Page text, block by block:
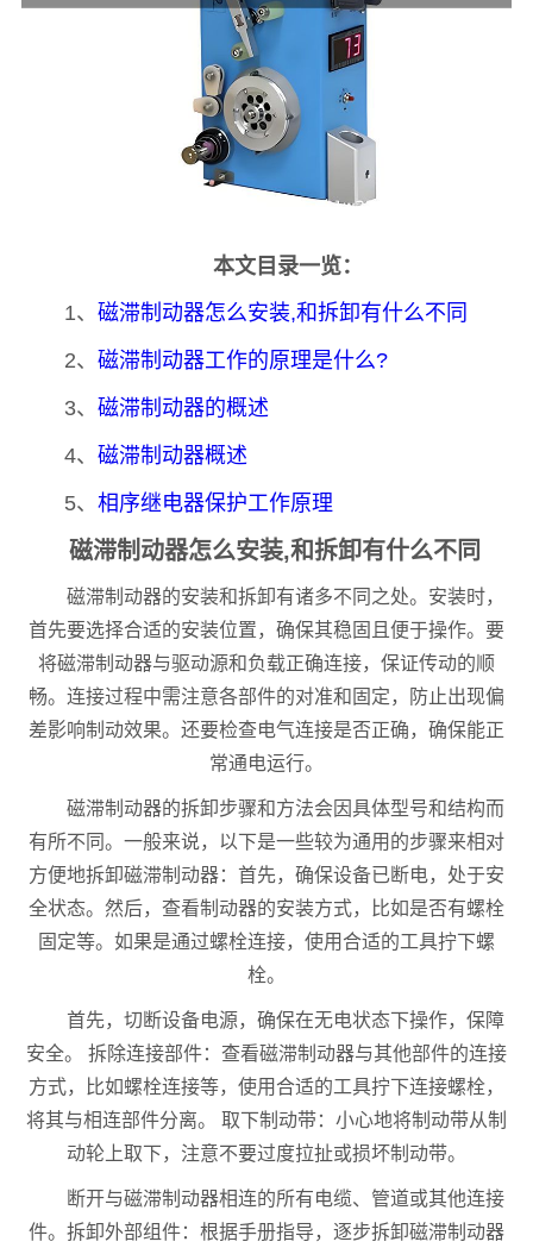
本文目录一览：
1、 磁滞制动器怎么安装,和拆卸有什么不同
2、 磁滞制动器工作的原理是什么?
3、 磁滞制动器的概述
4、 磁滞制动器概述
5、 相序继电器保护工作原理
磁滞制动器怎么安装,和拆卸有什么不同
磁滞制动器的安装和拆卸有诸多不同之处。安装时，
首先要选择合适的安装位置，确保其稳固且便于操作。要
将磁滞制动器与驱动源和负载正确连接，保证传动的顺
畅。连接过程中需注意各部件的对准和固定，防止出现偏
差影响制动效果。还要检查电气连接是否正确，确保能正
常通电运行。
磁滞制动器的拆卸步骤和方法会因具体型号和结构而
有所不同。一般来说，以下是一些较为通用的步骤来相对
方便地拆卸磁滞制动器：首先，确保设备已断电，处于安
全状态。然后，查看制动器的安装方式，比如是否有螺栓
固定等。如果是通过螺栓连接，使用合适的工具拧下螺
栓。
首先，切断设备电源，确保在无电状态下操作，保障
安全。 拆除连接部件：查看磁滞制动器与其他部件的连接
方式，比如螺栓连接等，使用合适的工具拧下连接螺栓，
将其与相连部件分离。 取下制动带：小心地将制动带从制
动轮上取下，注意不要过度拉扯或损坏制动带。
断开与磁滞制动器相连的所有电缆、管道或其他连接
件。拆卸外部组件：根据手册指导，逐步拆卸磁滞制动器